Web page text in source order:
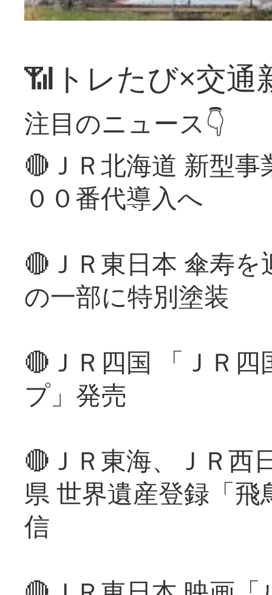
📶トレたび×交通
注目のニュース👇
🔴ＪＲ北海道 新型
００番代導入へ
🔴ＪＲ東日本 傘寿
の一部に特別塗装
🔴ＪＲ四国 「ＪＲ
プ」発売
🔴ＪＲ東海、ＪＲ西
県 世界遺産登録「
信